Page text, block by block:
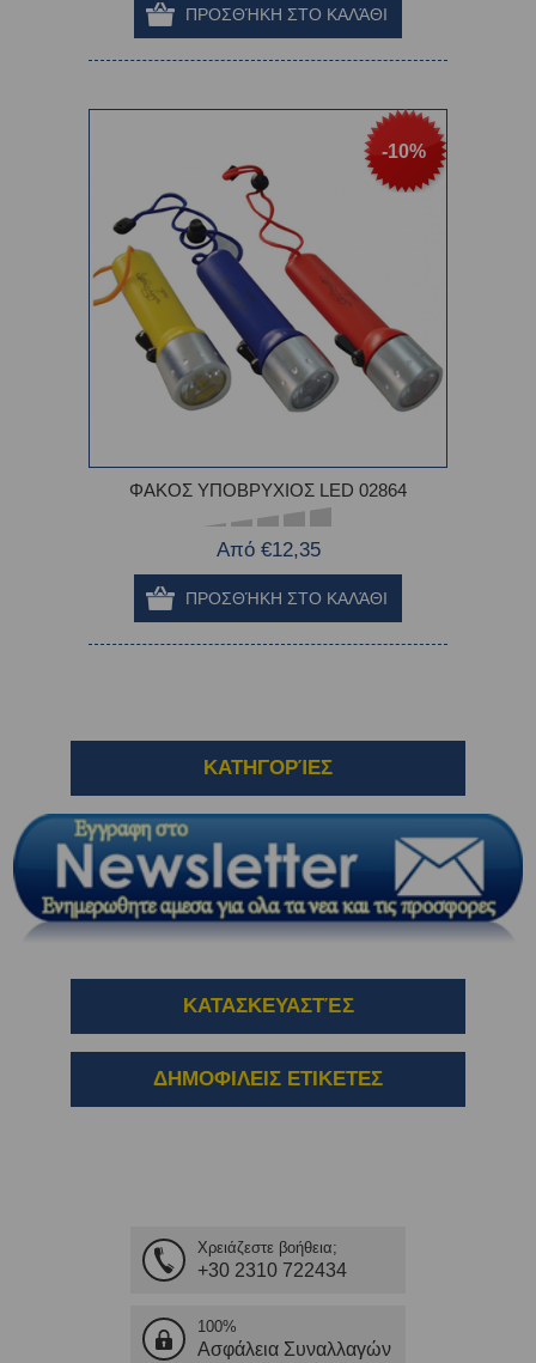
-10%
ΦΑΚΟΣ ΥΠΟΒΡΥΧΙΟΣ LED 02864
Από €12,35
ΚΑΤΗΓΟΡΊΕΣ
ΚΑΤΑΣΚΕΥΑΣΤΈΣ
ΔΗΜΟΦΙΛΕΙΣ ΕΤΙΚΕΤΕΣ
Χρειάζεστε βοήθεια;
+30 2310 722434
100%
Ασφάλεια Συναλλαγών